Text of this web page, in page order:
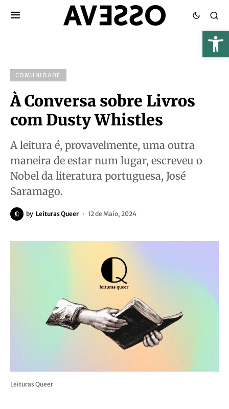
COMUNIDADE
À Conversa sobre Livros
com Dusty Whistles
A leitura é, provavelmente, uma outra
maneira de estar num lugar, escreveu o
Nobel da literatura portuguesa, José
Saramago.
by Leituras Queer 12 de Maio, 2024
Leituras Queer